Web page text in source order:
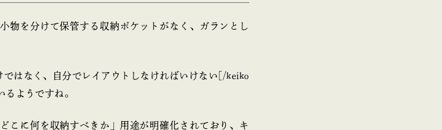
物を分けて保管する収納ポケットがなく、ガランとし
ではなく、自分でレイアウトしなければいけない[/keiko
ようですね。
こに何を収納すべきか」用途が明確化されており、キ